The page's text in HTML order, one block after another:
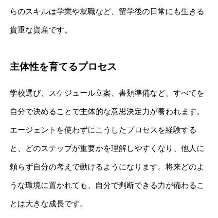
らのスキルは学業や就職など、留学後の日常にも生きる
貴重な資産です。
主体性を育てるプロセス
学校選び、スケジュール立案、書類準備など、すべてを
自分で決めることで主体的な意思決定力が養われます。
エージェントを使わずにこうしたプロセスを経験する
と、どのステップが重要かを理解しやすくなり、他人に
頼らず自分の考えで動けるようになります。将来どのよ
うな環境に置かれても、自分で判断できる力が備わるこ
とは大きな成長です。